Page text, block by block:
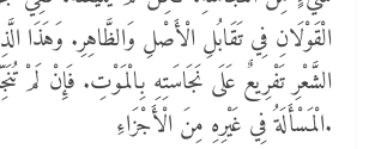
الْقَوْلَانِ فِي تَقَابُلِ الْأَصْلِ وَالظَّاهِرِ. وَهَذَا
الشَّعْرِ تَفْرِيعٌ عَلَى نَجَاسَتِهِ بِالْمَوْتِ. فَإِنْ لَمْ
الْمَسْأَلَةُ فِي غَيْرِهِ مِنَ الْأَجْزَاءِ.